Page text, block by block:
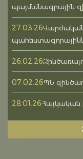
պայմանագրային
27.03.26
26.02.26
07.02.26ՊՆ
28.01.26Հայկական